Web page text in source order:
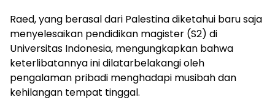
Raed, yang berasal dari Palestina diketahui baru saja
menyelesaikan pendidikan magister (S2) di
Universitas Indonesia, mengungkapkan bahwa
keterlibatannya ini dilatarbelakangi oleh
pengalaman pribadi menghadapi musibah dan
kehilangan tempat tinggal.